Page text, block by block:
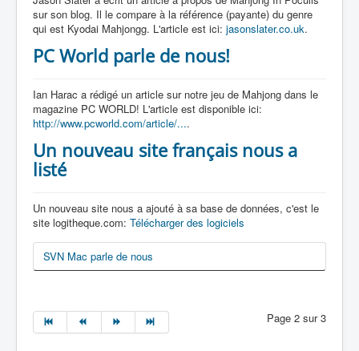
sur son blog. Il le compare à la référence (payante) du genre
qui est Kyodai Mahjongg. L'article est ici: jasonslater.co.uk.
PC World parle de nous!
Ian Harac a rédigé un article sur notre jeu de Mahjong dans le
magazine PC WORLD! L'article est disponible ici:
http://www.pcworld.com/article/....
Un nouveau site français nous a
listé
Un nouveau site nous a ajouté à sa base de données, c'est le
site logitheque.com: Télécharger des logiciels
SVN Mac parle de nous
Page 2 sur 3